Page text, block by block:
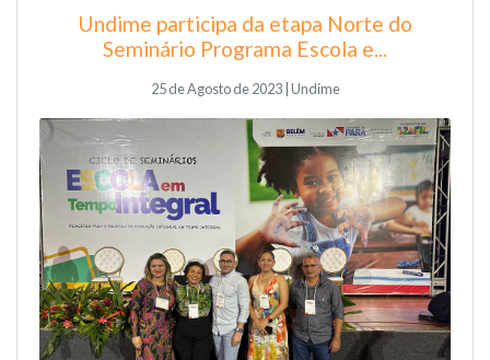
Undime participa da etapa Norte do
Seminário Programa Escola e...
25 de Agosto de 2023 | Undime